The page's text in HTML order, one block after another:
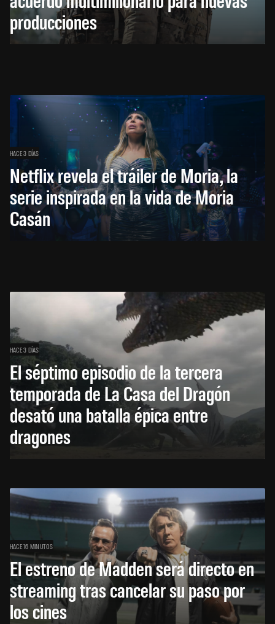
producciones
HACE 3 DÍAS
Netflix revela el tráiler de Moria, la
serie inspirada en la vida de Moria
Casán
HACE 3 DÍAS
El séptimo episodio de la tercera
temporada de La Casa del Dragón
desató una batalla épica entre
dragones
HACE 16 MINUTOS
El estreno de Madden será directo en
streaming tras cancelar su paso por
los cines